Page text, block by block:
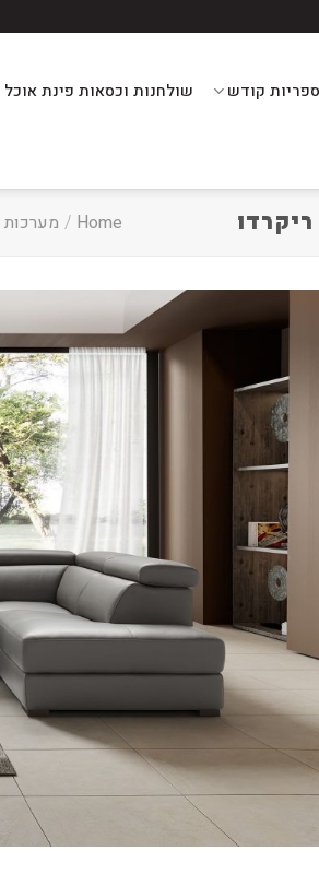
ספריות קודש שולחנות וכסאות פינת אוכל
Home
/ מערכות